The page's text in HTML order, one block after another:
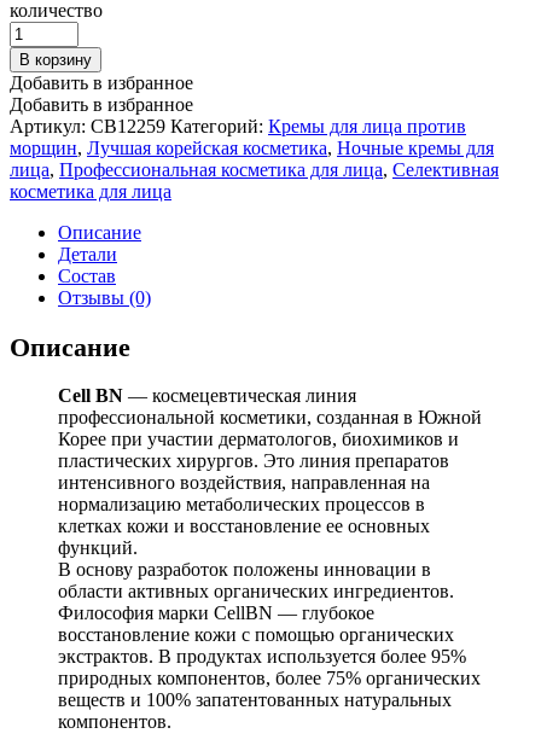
количество
В корзину
Добавить в избранное
Добавить в избранное
Артикул: CB12259 Категорий: Кремы для лица против
морщин, Лучшая корейская косметика, Ночные кремы для
лица, Профессиональная косметика для лица, Селективная
косметика для лица
Описание
Детали
Состав
Отзывы (0)
Описание
Cell BN — космецевтическая линия
профессиональной косметики, созданная в Южной
Корее при участии дерматологов, биохимиков и
пластических хирургов. Это линия препаратов
интенсивного воздействия, направленная на
нормализацию метаболических процессов в
клетках кожи и восстановление ее основных
функций.
В основу разработок положены инновации в
области активных органических ингредиентов.
Философия марки CellBN — глубокое
восстановление кожи с помощью органических
экстрактов. В продуктах используется более 95%
природных компонентов, более 75% органических
веществ и 100% запатентованных натуральных
компонентов.